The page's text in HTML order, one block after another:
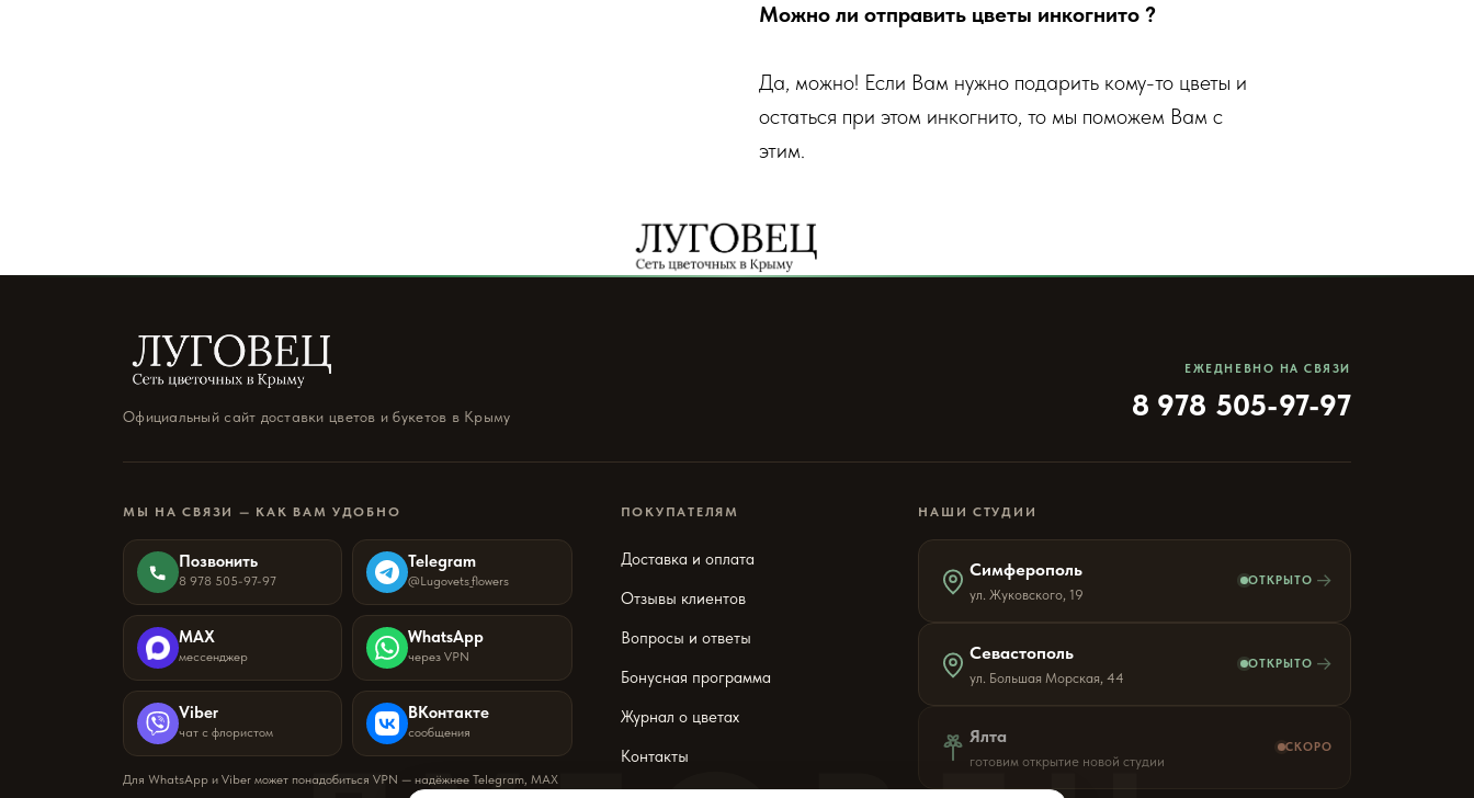
Можно ли отправить цветы инкогнито ?
Да, можно! Если Вам нужно подарить кому-то цветы и
остаться при этом инкогнито, то мы поможем Вам с
этим.
Официальный сайт доставки цветов и букетов в Крыму
ЕЖЕДНЕВНО НА СВЯЗИ
8 978 505-97-97
МЫ НА СВЯЗИ — КАК ВАМ УДОБНО
Позвонить
8 978 505-97-97
Telegram
@Lugovets_flowers
MAX
мессенджер
WhatsApp
через VPN
Viber
чат с флористом
ВКонтакте
сообщения
Для WhatsApp и Viber может понадобиться VPN — надёжнее Telegram, MAX
ПОКУПАТЕЛЯМ
Доставка и оплата
Отзывы клиентов
Вопросы и ответы
Бонусная программа
Журнал о цветах
Контакты
НАШИ СТУДИИ
Симферополь
ул. Жуковского, 19
ОТКРЫТО →
Севастополь
ул. Большая Морская, 44
ОТКРЫТО →
Ялта
готовим открытие новой студии
СКОРО